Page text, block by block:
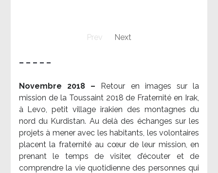
Prev Next
– – – – –
Novembre 2018 – Retour en images sur la
mission de la Toussaint 2018 de Fraternité en Irak,
à Levo, petit village irakien des montagnes du
nord du Kurdistan. Au delà des échanges sur les
projets à mener avec les habitants, les volontaires
placent la fraternité au cœur de leur mission, en
prenant le temps de visiter, d’écouter et de
comprendre la vie quotidienne des personnes qui